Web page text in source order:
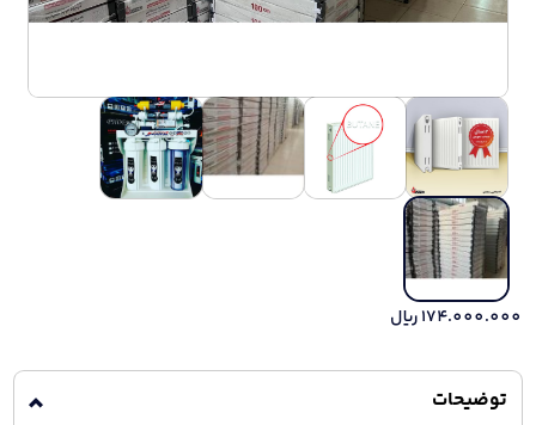
174.000.000ریال
توضیحات